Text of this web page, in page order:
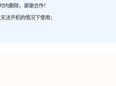
删除，谢谢合作！
法开机的情况下使用；